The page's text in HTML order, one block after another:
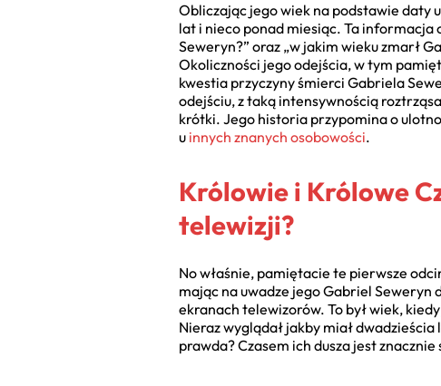
Obliczając jego wiek na podstawie daty
lat i nieco ponad miesiąc. Ta informacja
Seweryn?” oraz „w jakim wieku zmarł
Okoliczności jego odejścia, w tym
kwestia przyczyny śmierci Gabriela
odejściu, z taką intensywnością
krótki. Jego historia przypomina o
u innych znanych osobowości.
Królowie i Królowe
telewizji?
No właśnie, pamiętacie te pierwsze
mając na uwadze jego Gabriel Seweryn
ekranach telewizorów. To był wiek,
Nieraz wyglądał jakby miał
prawda? Czasem ich dusza jest znacznie